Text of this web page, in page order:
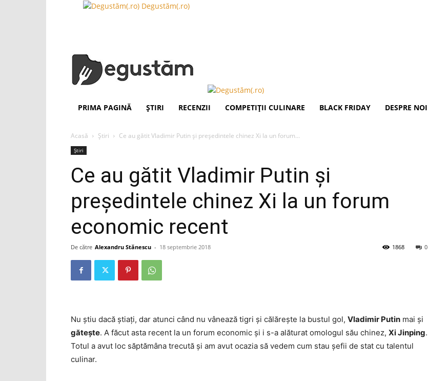
Degustăm(.ro)
PRIMA PAGINĂ ȘTIRI RECENZII COMPETIȚII CULINARE BLACK FRIDAY DESPRE NOI
Acasă Știri Ce au gătit Vladimir Putin şi preşedintele chinez Xi la un forum...
Știri
Ce au gătit Vladimir Putin şi
preşedintele chinez Xi la un forum
economic recent
De către Alexandru Stănescu - 18 septembrie 2018 0
1868
Nu ştiu dacă ştiaţi, dar atunci când nu vânează tigri şi călăreşte la bustul gol, Vladimir Putin mai şi
găteşte. A făcut asta recent la un forum economic şi i s-a alăturat omologul său chinez, Xi Jinping.
Totul a avut loc săptămâna trecută şi am avut ocazia să vedem cum stau şefii de stat cu talentul
culinar.